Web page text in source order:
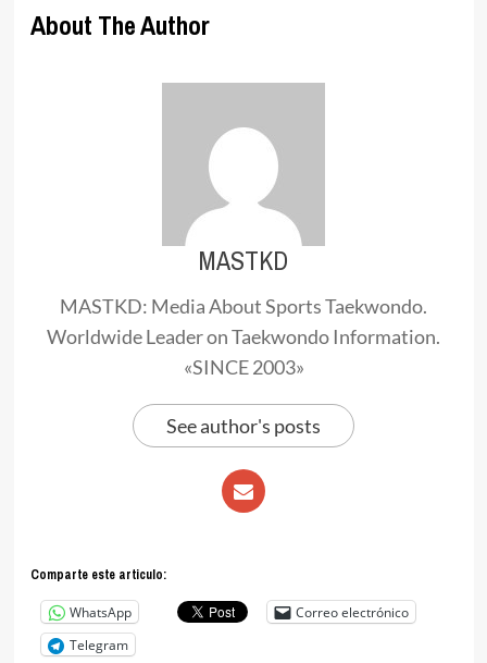
About The Author
MASTKD
MASTKD: Media About Sports Taekwondo.
Worldwide Leader on Taekwondo Information.
«SINCE 2003»
See author's posts
Comparte este articulo:
WhatsApp
Correo electrónico
Telegram